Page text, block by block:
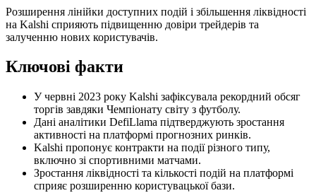
Розширення лінійки доступних подій і збільшення ліквідності
на Kalshi сприяють підвищенню довіри трейдерів та
залученню нових користувачів.
Ключові факти
У червні 2023 року Kalshi зафіксувала рекордний обсяг
торгів завдяки Чемпіонату світу з футболу.
Дані аналітики DefiLlama підтверджують зростання
активності на платформі прогнозних ринків.
Kalshi пропонує контракти на події різного типу,
включно зі спортивними матчами.
Зростання ліквідності та кількості подій на платформі
сприяє розширенню користувацької бази.